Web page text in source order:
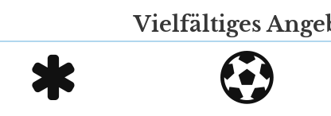
Vielfältiges